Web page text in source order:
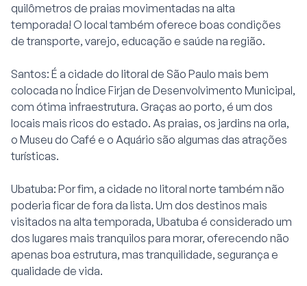
quilômetros de praias movimentadas na alta
temporada! O local também oferece boas condições
de transporte, varejo, educação e saúde na região.
Santos: É a cidade do litoral de São Paulo mais bem
colocada no Índice Firjan de Desenvolvimento Municipal,
com ótima infraestrutura. Graças ao porto, é um dos
locais mais ricos do estado. As praias, os jardins na orla,
o Museu do Café e o Aquário são algumas das atrações
turísticas.
Ubatuba: Por fim, a cidade no litoral norte também não
poderia ficar de fora da lista. Um dos destinos mais
visitados na alta temporada, Ubatuba é considerado um
dos lugares mais tranquilos para morar, oferecendo não
apenas boa estrutura, mas tranquilidade, segurança e
qualidade de vida.